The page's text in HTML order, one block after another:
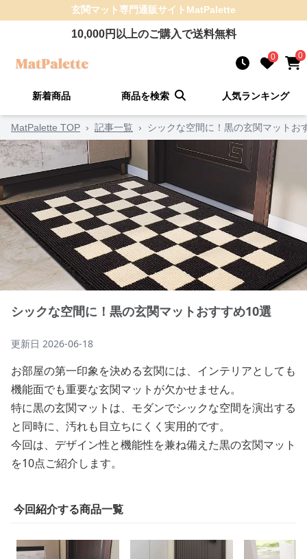
玄関マット専門通販サイト MatPalette
10,000円以上のご購入で送料無料
0 0
新着商品 商品を検索 人気ランキング
MatPalette TOP › 記事一覧 › シックな空間に！黒の玄関マットお
シックな空間に！黒の玄関マットおすすめ10選
更新日 2026-06-18
お部屋の第一印象を決める玄関には、インテリアとしても
機能面でも重要な玄関マットが欠かせません。
特に黒の玄関マットは、モダンでシックな空間を演出する
と同時に、汚れも目立ちにくく実用的です。
今回は、デザイン性と機能性を兼ね備えた黒の玄関マット
を10点ご紹介します。
今回紹介する商品一覧